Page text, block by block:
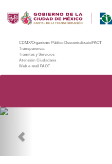
CDMX/Organismo Público Descentralizado/PAOT
Transparencia
Trámites y Servicios
Atención Ciudadana
Web e-mail PAOT